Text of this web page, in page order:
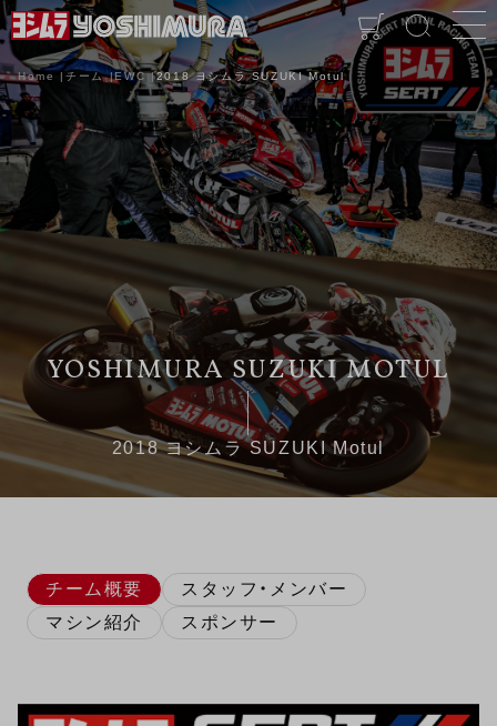
Home チーム EWC 2018 ヨシムラ SUZUKI Motul
2018 ヨシムラ SUZUKI Motul
チーム概要
スタッフ・メンバー
マシン紹介
スポンサー